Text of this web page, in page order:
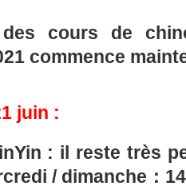
cours de
commence
juin :
: il reste très
/ dimanche：